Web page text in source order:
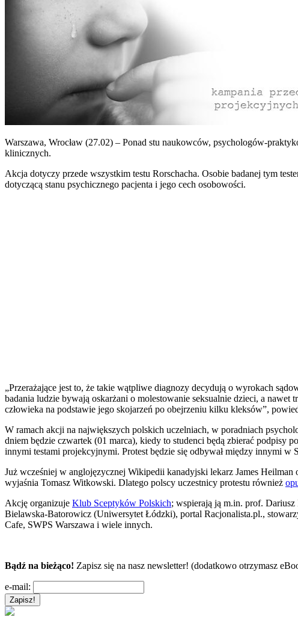
Warszawa, Wrocław (27.02) – Ponad stu naukowców, psychologów-
klinicznych.
Akcja dotyczy przede wszystkim testu Rorschacha. Osobie badanej tym
dotyczącą stanu psychicznego pacjenta i jego cech osobowości.
„Przerażające jest to, że takie wątpliwe diagnozy decydują o wyrokach
badania ludzie bywają oskarżani o molestowanie seksualnie dzieci, a
człowieka na podstawie jego skojarzeń po obejrzeniu kilku kleksów”,
W ramach akcji na największych polskich uczelniach, w poradniach
dniem będzie czwartek (01 marca), kiedy to studenci będą zbierać podpisy
innymi testami projekcyjnymi. Protest będzie się odbywał między innymi
Już wcześniej w anglojęzycznej Wikipedii kanadyjski lekarz James
wyjaśnia Tomasz Witkowski. Dlatego polscy uczestnicy protestu również
Akcję organizuje Klub Sceptyków Polskich; wspierają ją m.in. prof.
Bielawska-Batorowicz (Uniwersytet Łódzki), portal Racjonalista.pl.,
Cafe, SWPS Warszawa i wiele innych.
Bądź na bieżąco! Zapisz się na nasz newsletter! (dodatkowo otrzymasz
e-mail: